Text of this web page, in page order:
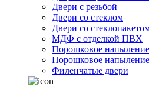
Двери с резьбой
Двери со стеклом
Двери со
МДФ с отделкой ПВХ
Порошковое
Порошковое напыление
Филенчатые двери